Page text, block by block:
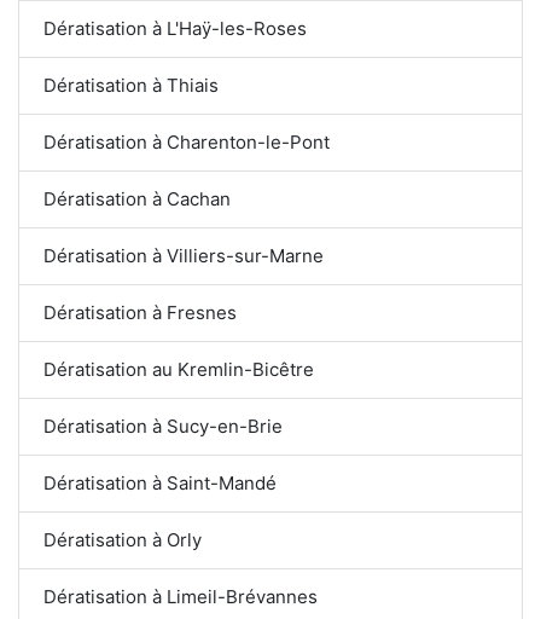
Dératisation à L'Haÿ-les-Roses
Dératisation à Thiais
Dératisation à Charenton-le-Pont
Dératisation à Cachan
Dératisation à Villiers-sur-Marne
Dératisation à Fresnes
Dératisation au Kremlin-Bicêtre
Dératisation à Sucy-en-Brie
Dératisation à Saint-Mandé
Dératisation à Orly
Dératisation à Limeil-Brévannes